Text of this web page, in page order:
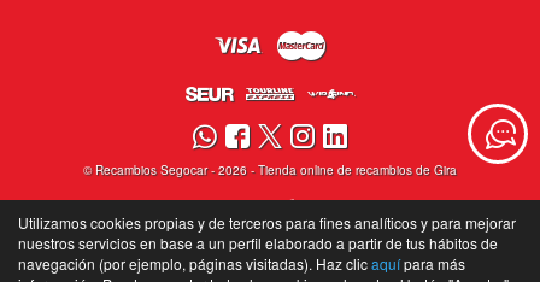
© Recambios Segocar- 2026 -Tienda online de recambios de Gira
Utilizamos cookies propias y de terceros para fines analíticos y para mejorar
nuestros servicios en base a un perfil elaborado a partir de tus hábitos de
navegación (por ejemplo, páginas visitadas). Haz clicaquípara más